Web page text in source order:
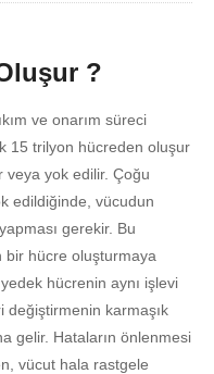
?
ve onarım süreci
15 trilyon hücreden oluşur
veya yok edilir. Çoğu
edildiğinde, vücudun
gerekir. Bu
bir hücre oluşturmaya
hücrenin aynı işlevi
değiştirmenin karmaşık
gelir. Hataların önlenmesi
vücut hala rastgele